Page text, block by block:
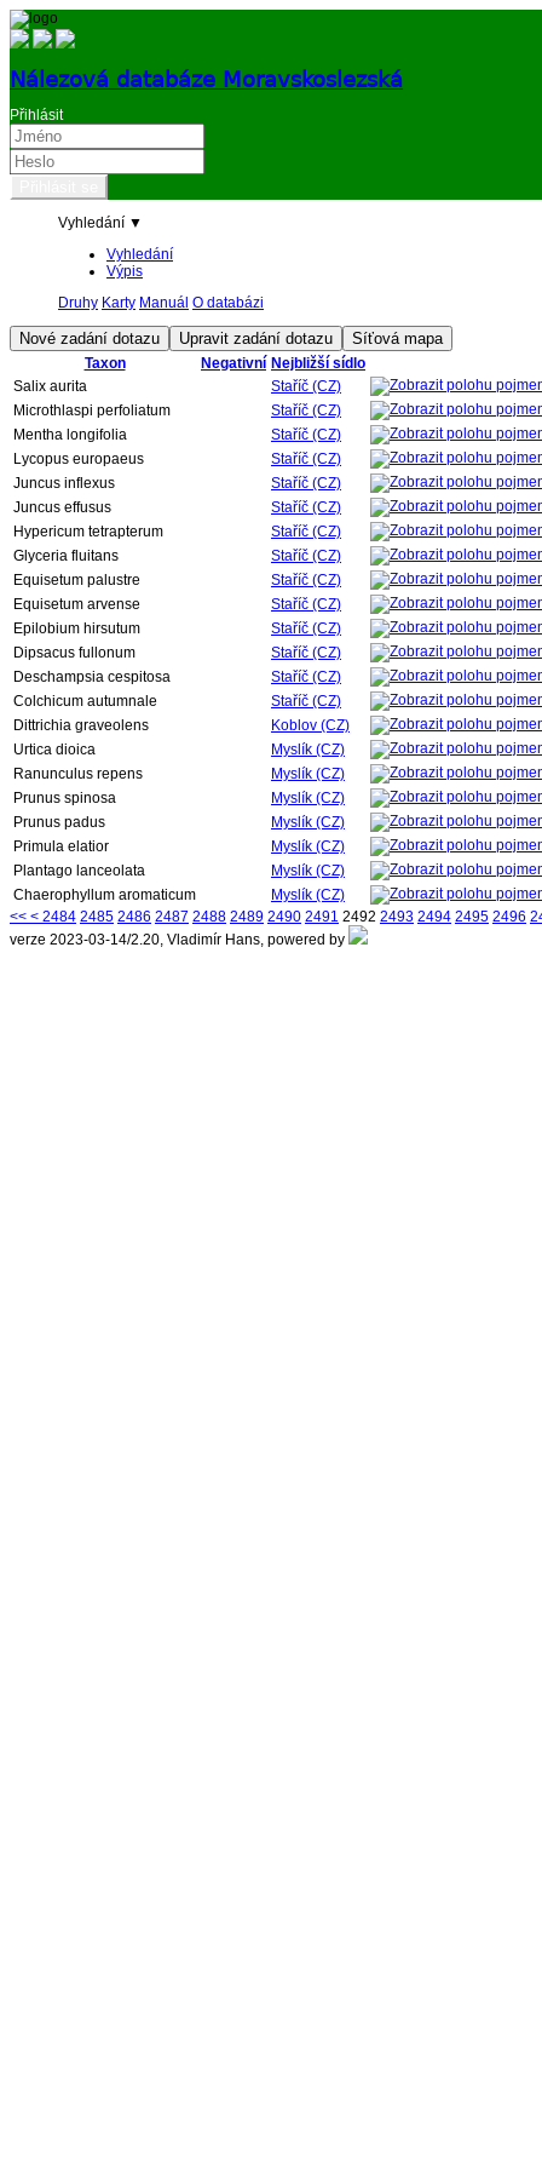
Nálezová databáze Moravskoslezská
Přihlásit
Vyhledání ▼
Vyhledání
Výpis
Druhy Karty Manuál O databázi
Taxon Negativní Nejbližší sídlo
Salix aurita
Staříč (CZ)
Microthlaspi perfoliatum
Staříč (CZ)
Mentha longifolia
Staříč (CZ)
Lycopus europaeus
Staříč (CZ)
Juncus inflexus
Staříč (CZ)
Juncus effusus
Staříč (CZ)
Hypericum tetrapterum
Staříč (CZ)
Glyceria fluitans
Staříč (CZ)
Equisetum palustre
Staříč (CZ)
Equisetum arvense
Staříč (CZ)
Epilobium hirsutum
Staříč (CZ)
Dipsacus fullonum
Staříč (CZ)
Deschampsia cespitosa
Staříč (CZ)
Colchicum autumnale
Staříč (CZ)
Dittrichia graveolens
Koblov (CZ)
Urtica dioica
Myslík (CZ)
Ranunculus repens
Myslík (CZ)
Prunus spinosa
Myslík (CZ)
Prunus padus
Myslík (CZ)
Primula elatior
Myslík (CZ)
Plantago lanceolata
Myslík (CZ)
Chaerophyllum aromaticum
Myslík (CZ)
<< < 2484 2485 2486 2487 2488 2489 2490 2491 2492 2493 2494 2495 2496
verze 2023-03-14/2.20, Vladimír Hans, powered by